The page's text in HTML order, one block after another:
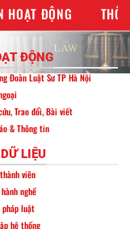
HOẠT ĐỘNG
ĐỘNG
Đoàn Luật Sư TP Hà Nội
Trao đổi, Bài viết
& Thông tin
LIỆU
viên
nghề
pháp luật
hệ thống